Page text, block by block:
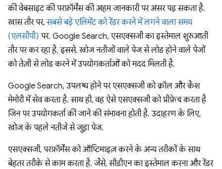
की वेबसाइट की परफ़ॉर्मेंस की अहम जानकारी पर असर पड़ सकता है.
खास तौर पर,सबसे बड़े एलिमेंट को रेंडर करने में लगने वाला समय
(एलसीपी) पर. Google Search, एसएक्सजी का इस्तेमाल शुरुआती
तौर पर कर रहा है. इससे, खोज नतीजों वाले पेज से लोड होने वाले पेजों
को तेज़ी से लोड करने में उपयोगकर्ताओं को मदद मिलती है.
Google Search, उपलब्ध होने पर एसएक्सजी को क्रॉल और कैश
मेमोरी में सेव करता है. साथ ही, वह ऐसे एसएक्सजी को प्रीफ़ेच करता है
जिन पर उपयोगकर्ता की जाने की संभावना होती है. उदाहरण के लिए,
खोज के पहले नतीजे से जुड़ा पेज.
एसएक्सजी, परफ़ॉर्मेंस को ऑप्टिमाइज़ करने के अन्य तरीकों के साथ
बेहतर तरीके से काम करता है. जैसे, सीडीएन का इस्तेमाल करना और रेंडर